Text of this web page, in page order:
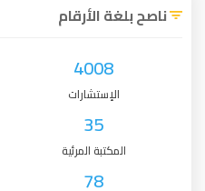
ناصح بلغة الأرقام
4008
الإستشارات
35
المكتبة المرئية
78